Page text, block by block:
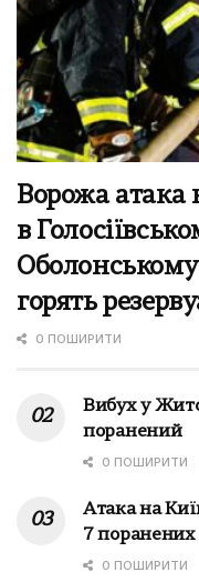
Ворожа атака
в
горять
0 ПОШИРИТИ
Вибух у
поранений
0 ПОШИРИТИ
Атака на
7 поранених
0 ПОШИРИТИ